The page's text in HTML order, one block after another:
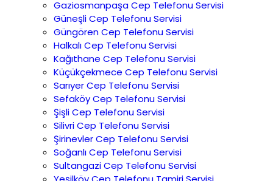
Gaziosmanpaşa Cep Telefonu Servisi
Güneşli Cep Telefonu Servisi
Güngören Cep Telefonu Servisi
Halkalı Cep Telefonu Servisi
Kağıthane Cep Telefonu Servisi
Küçükçekmece Cep Telefonu Servisi
Sarıyer Cep Telefonu Servisi
Sefaköy Cep Telefonu Servisi
Şişli Cep Telefonu Servisi
Silivri Cep Telefonu Servisi
Şirinevler Cep Telefonu Servisi
Soğanlı Cep Telefonu Servisi
Sultangazi Cep Telefonu Servisi